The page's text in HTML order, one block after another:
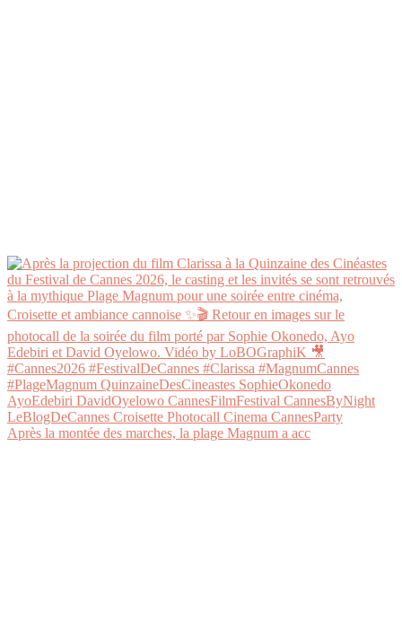
Après la montée des marches, la plage Magnum a acc